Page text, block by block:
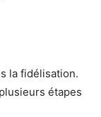
la fidélisation.
étapes